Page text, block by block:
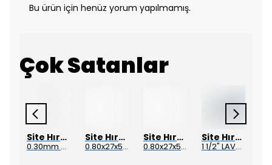
Bu ürün için henüz yorum yapılmamış.
Çok Satanlar
Site Hırdavat
0.30mm DIN338 DRILLCRAFT MATKAP UCU HSS 10 Adet
Site Hırdavat
0.80x27x50mm KRONE DIN340 UZUN MATKAP UCU HSS 10 Adet
Site Hırdavat
0.80x27x50mm KRONE DIN340 UZUN MATKAP UCU HSS 10 Adet
Site Hırdavat
1 1/2" LAVABO SİFON HORTUMU SPİRAL (5 MT)